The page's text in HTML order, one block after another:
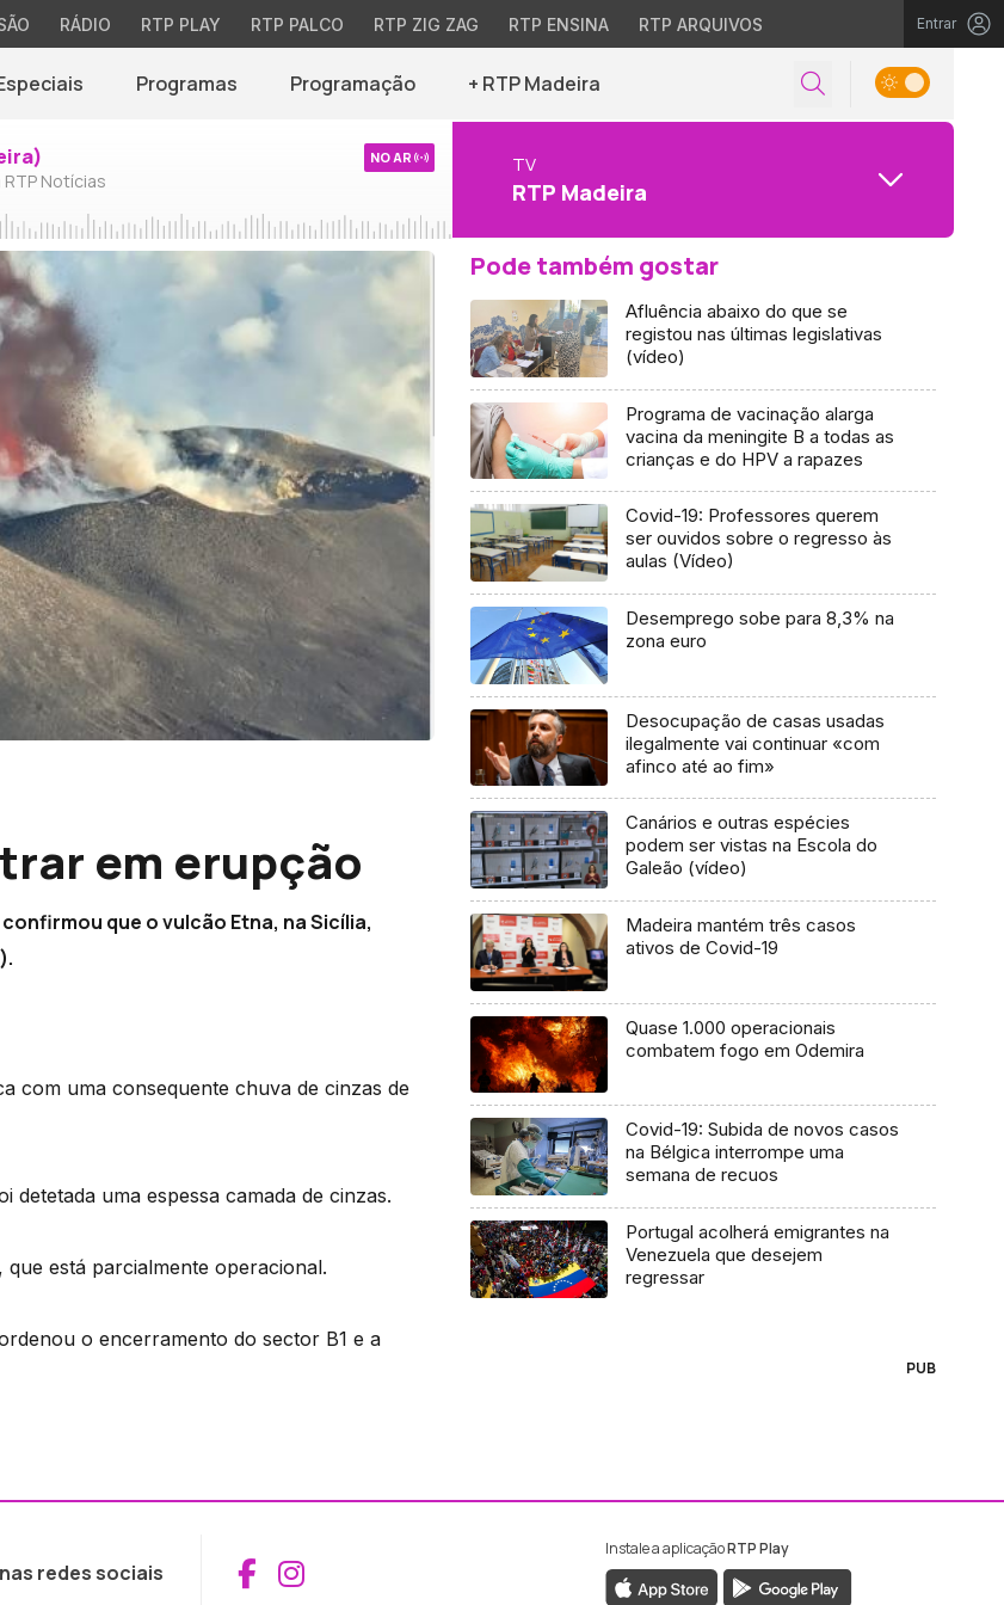
RÁDIO RTP PLAY RTP PALCO RTP ZIG ZAG RTP ENSINA RTP ARQUIVOS Entrar
Programas Programação + RTP Madeira
Notícias
NO AR TV
RTP Madeira
em erupção
que o vulcão Etna, na Sicília,
com uma consequente chuva de cinzas de
detetada uma espessa camada de cinzas.
está parcialmente operacional.
o encerramento do sector B1 e a
Pode também gostar
Afluência abaixo do que se
registou nas últimas legislativas
(vídeo)
Programa de vacinação alarga
vacina da meningite B a todas as
crianças e do HPV a rapazes
Covid-19: Professores querem
ser ouvidos sobre o regresso às
aulas (Vídeo)
Desemprego sobe para 8,3% na
zona euro
Desocupação de casas usadas
ilegalmente vai continuar «com
afinco até ao fim»
Canários e outras espécies
podem ser vistas na Escola do
Galeão (vídeo)
Madeira mantém três casos
ativos de Covid-19
Quase 1.000 operacionais
combatem fogo em Odemira
Covid-19: Subida de novos casos
na Bélgica interrompe uma
semana de recuos
Portugal acolherá emigrantes na
Venezuela que desejem
regressar
PUB
redes sociais Aceder ao Facebook da RTP Madeira
Aceder ao Instagram da RTP Madeira
Instale a aplicaçãoRTP Play